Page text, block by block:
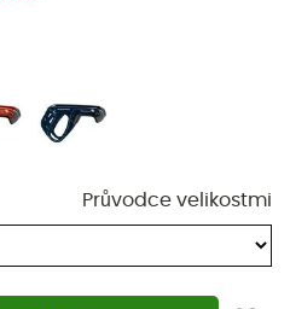
Průvodce velikostmi